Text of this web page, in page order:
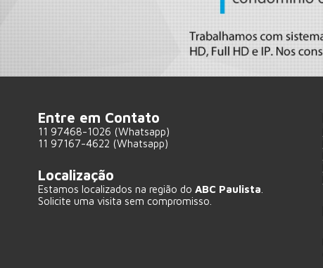
Entre em Contato
11 97468-1026 (Whatsapp)
11 97167-4622 (Whatsapp)
Localização
Estamos localizados na região do ABC Paulista
Solicite uma visita sem compromisso.